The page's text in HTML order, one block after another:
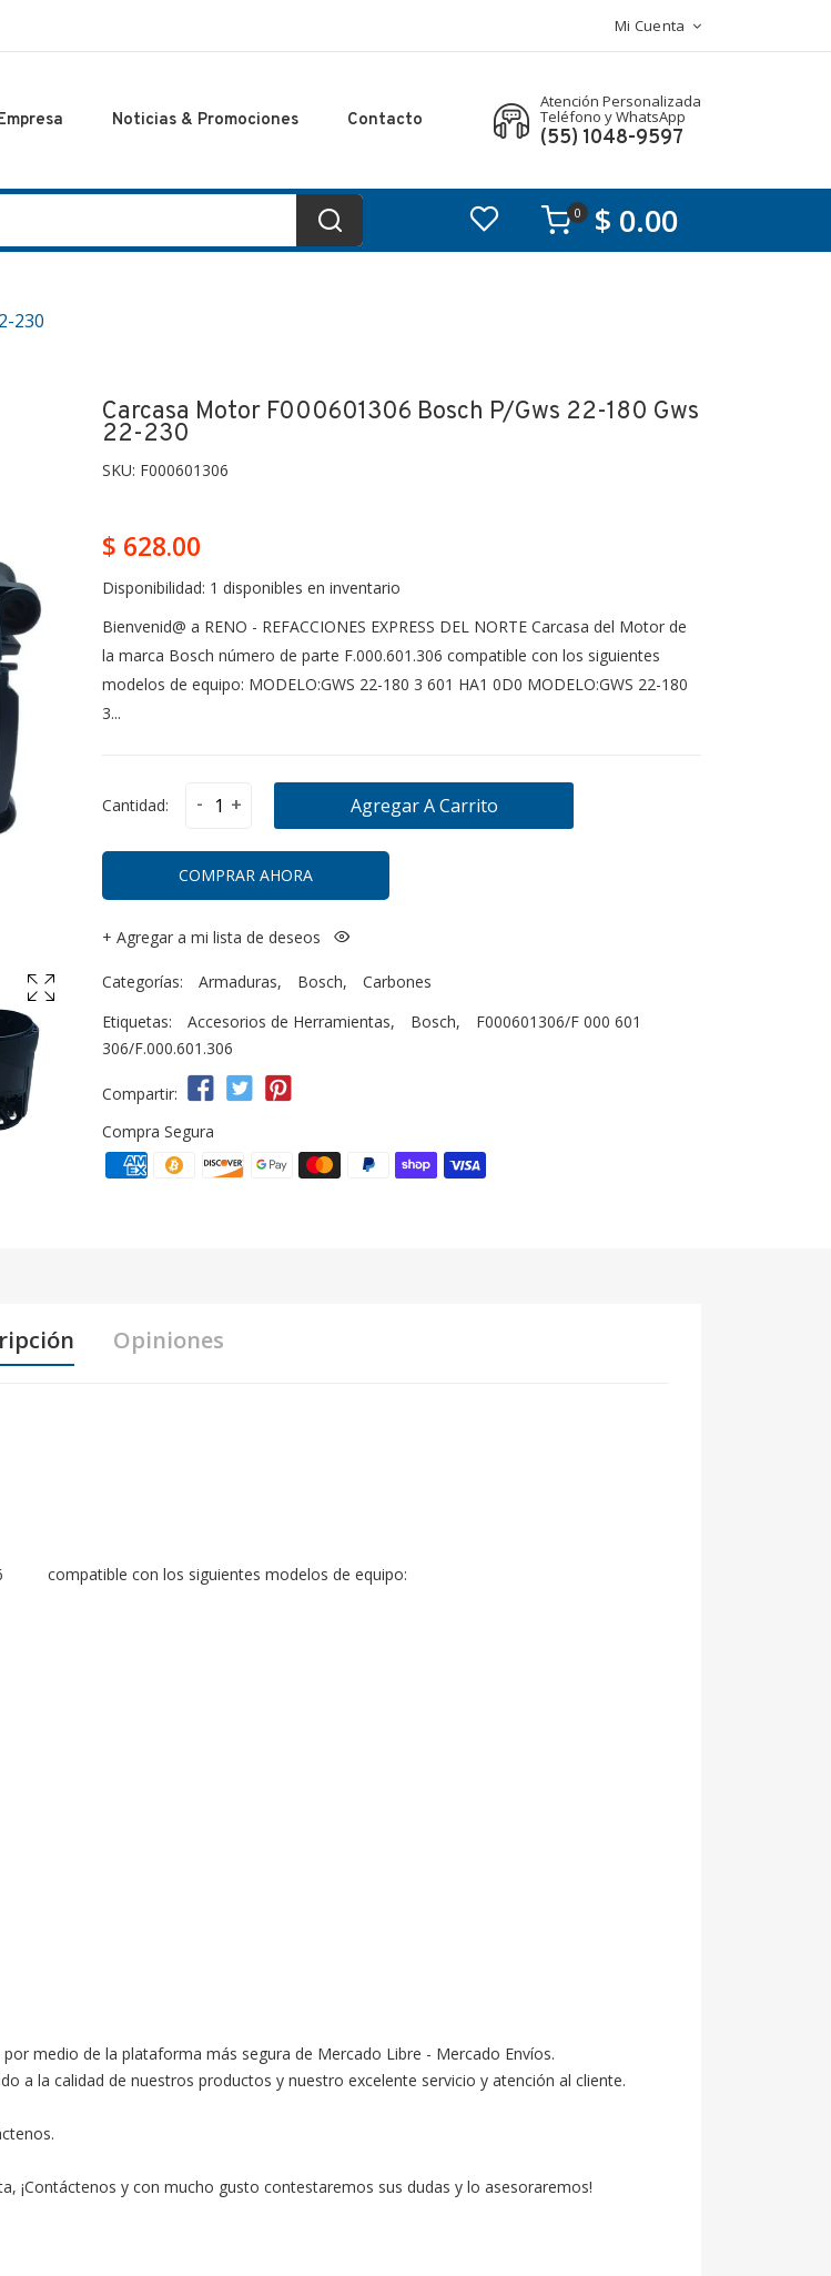
Mi Cuenta
Noticias & Promociones Contacto
Atención Personalizada
Teléfono y WhatsApp
(55) 1048-9597
$ 0.00
0
230
Carcasa Motor F000601306 Bosch P/gws 22-180 Gws
22-230
SKU: F000601306
$ 628.00
Disponibilidad: 1 disponibles en inventario
Bienvenid@ a RENO - REFACCIONES EXPRESS DEL NORTE Carcasa del Motor de
la marca Bosch número de parte F.000.601.306 compatible con los siguientes
modelos de equipo: MODELO:GWS 22-180 3 601 HA1 0D0 MODELO:GWS 22-180
3...
Cantidad: - + Agregar A Carrito
COMPRAR AHORA
+ Agregar a mi lista de deseos
Categorías: Armaduras, Bosch,
Carbones
Etiquetas:
Accesorios de Herramientas, Bosch,
F000601306/F 000 601
306/F.000.601.306
Compartir:
Compra Segura
Opiniones
compatible con los siguientes modelos de equipo:
medio de la plataforma más segura de Mercado Libre - Mercado Envíos.
a la calidad de nuestros productos y nuestro excelente servicio y atención al cliente.
¡Contáctenos y con mucho gusto contestaremos sus dudas y lo asesoraremos!